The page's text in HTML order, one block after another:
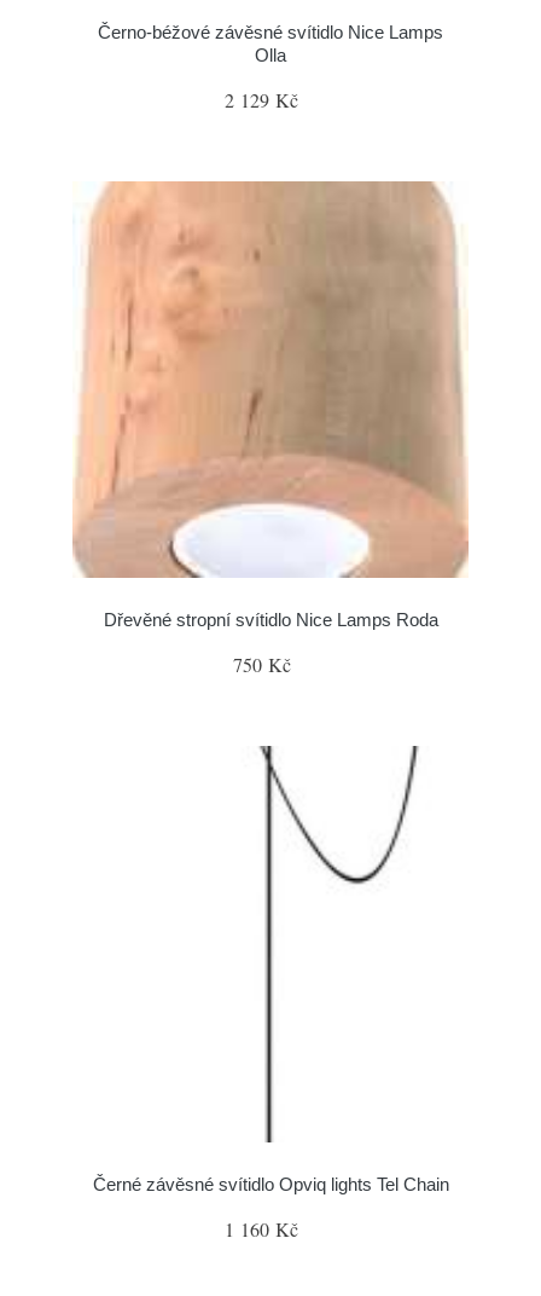
Černo-béžové závěsné svítidlo Nice Lamps
Olla
2 129 Kč
Dřevěné stropní svítidlo Nice Lamps Roda
750 Kč
Černé závěsné svítidlo Opviq lights Tel Chain
1 160 Kč